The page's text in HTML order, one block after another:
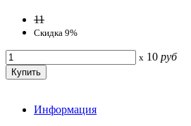
11
Скидка 9%
x 10 руб
Информация